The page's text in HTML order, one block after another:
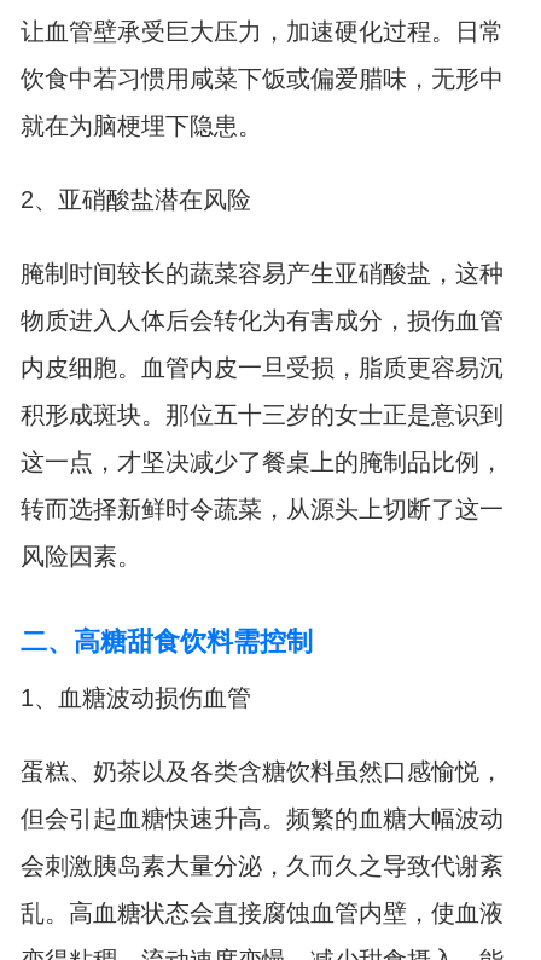
让血管壁承受巨大压力，加速硬化过程。日常
饮食中若习惯用咸菜下饭或偏爱腊味，无形中
就在为脑梗埋下隐患。
2、亚硝酸盐潜在风险
腌制时间较长的蔬菜容易产生亚硝酸盐，这种
物质进入人体后会转化为有害成分，损伤血管
内皮细胞。血管内皮一旦受损，脂质更容易沉
积形成斑块。那位五十三岁的女士正是意识到
这一点，才坚决减少了餐桌上的腌制品比例，
转而选择新鲜时令蔬菜，从源头上切断了这一
风险因素。
二、高糖甜食饮料需控制
1、血糖波动损伤血管
蛋糕、奶茶以及各类含糖饮料虽然口感愉悦，
但会引起血糖快速升高。频繁的血糖大幅波动
会刺激胰岛素大量分泌，久而久之导致代谢紊
乱。高血糖状态会直接腐蚀血管内壁，使血液